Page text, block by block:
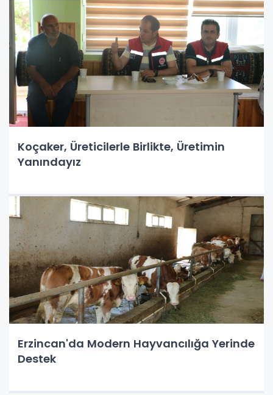
Koçaker, Üreticilerle Birlikte, Üretimin
Yanındayız
Erzincan'da Modern Hayvancılığa Yerinde
Destek